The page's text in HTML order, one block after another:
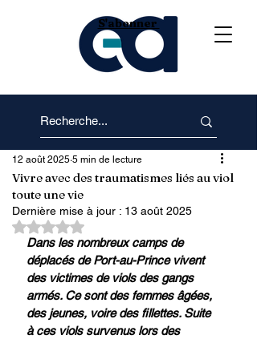
S'abonner
Vivre avec des traumatismes liés au viol
toute une vie
12 août 2025 5 min de lecture
Dernière mise à jour : 13 août 2025
Noté NaN étoiles sur 5.
Dans les nombreux camps de
déplacés de Port-au-Prince vivent
des victimes de viols des gangs
armés. Ce sont des femmes âgées,
des jeunes, voire des fillettes. Suite
à ces viols survenus lors des